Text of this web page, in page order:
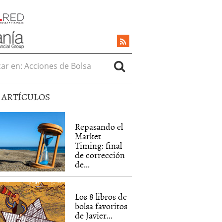
en:
ARTÍCULOS
Repasando el
Market
Timing: final
de corrección
de...
Los 8 libros de
bolsa favoritos
de Javier...